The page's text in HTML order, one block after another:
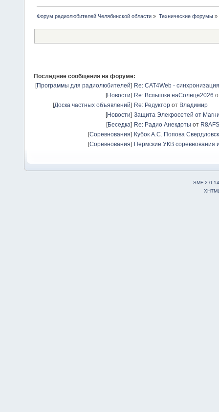
Форум радиолюбителей Челябинской области » Технические форумы»
Последние сообщения на форуме:
[Программы для радиолюбителей] Re: CAT4Web -
[Новости] Re: Вспышки наСолнце2026
[Доска частных объявлений] Re: Редуктор от Владимир
[Новости] Защита Элекросетей от
[Беседка] Re: Радио Анекдоты от R8AFS
[Соревнования] Кубок А.С. Попова
[Соревнования] Пермские УКВ соревнования
SMF 2.0.14